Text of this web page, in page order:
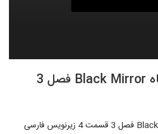
دانلود سریال آینه سیاه Black Mirror فصل 3